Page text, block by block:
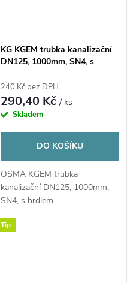
KG KGEM trubka kanalizační
DN125, 1000mm, SN4, s
240 Kč bez DPH
290,40 Kč/ ks
Skladem
DO KOŠÍKU
OSMA KGEM trubka
kanalizační DN125, 1000mm,
SN4, s hrdlem
Tip